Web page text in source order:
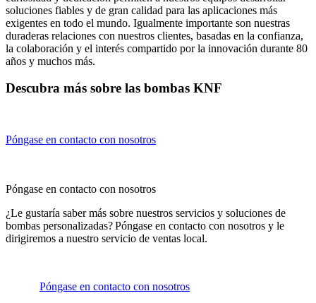
soluciones fiables y de gran calidad para las aplicaciones más
exigentes en todo el mundo. Igualmente importante son nuestras
duraderas relaciones con nuestros clientes, basadas en la confianza,
la colaboración y el interés compartido por la innovación durante 80
años y muchos más.
Descubra más sobre las bombas KNF
Póngase en contacto con nosotros
Póngase en contacto con nosotros
¿Le gustaría saber más sobre nuestros servicios y soluciones de
bombas personalizadas? Póngase en contacto con nosotros y le
dirigiremos a nuestro servicio de ventas local.
Póngase en contacto con nosotros